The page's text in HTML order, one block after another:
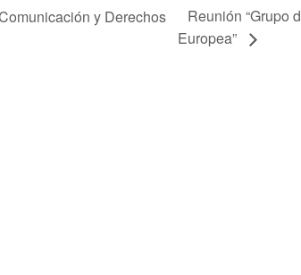
y Derechos
Reunión “Grupo
Europea”